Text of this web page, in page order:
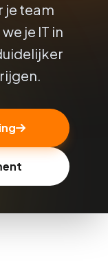
je team
je IT in